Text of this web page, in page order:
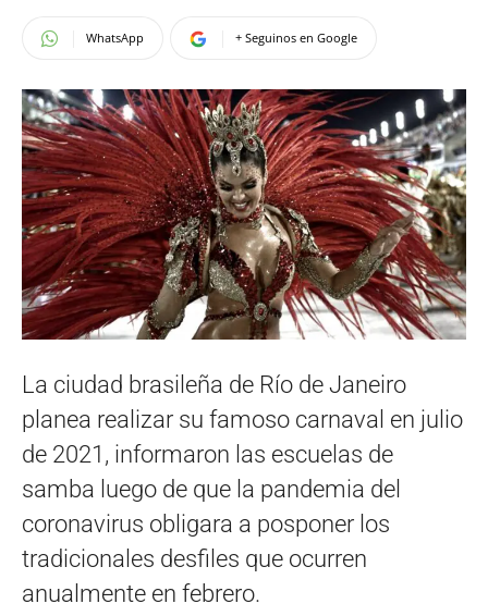
WhatsApp + Seguinos en Google
La ciudad brasileña de Río de Janeiro
planea realizar su famoso carnaval en julio
de 2021, informaron las escuelas de
samba luego de que la pandemia del
coronavirus obligara a posponer los
tradicionales desfiles que ocurren
anualmente en febrero.